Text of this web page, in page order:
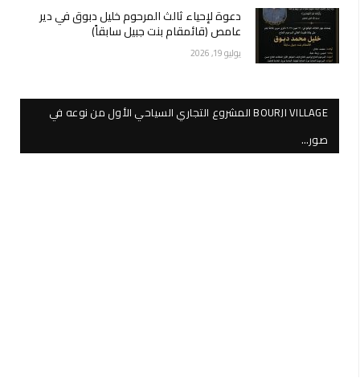
دعوة لإحياء ثالث المرحوم خليل دبوق في دير
عامص (قائمقام بنت جبيل سابقاً)
يوليو 19, 2026
BOURJI VILLAGE المشروع التجاري السياحي الأول من نوعه في
صور…